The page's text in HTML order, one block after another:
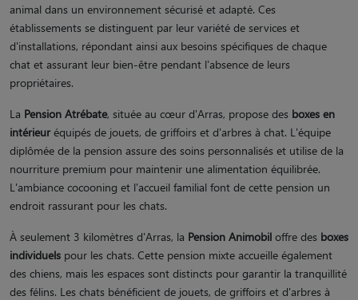
animal dans un environnement sécurisé et adapté. Ces
établissements se distinguent par leur variété de services et
d'installations, répondant ainsi aux besoins spécifiques de chaque
chat et assurant leur bien-être pendant l'absence de leurs
propriétaires.
La Pension Atrébate, située au cœur d'Arras, propose des boxes en
intérieuréquipés de jouets, de griffoirs et d'arbres à chat. L'équipe
diplômée de la pension assure des soins personnalisés et utilise de la
nourriture premium pour maintenir une alimentation équilibrée.
L'ambiance cocooning et l'accueil familial font de cette pension un
endroit rassurant pour les chats.
À seulement 3 kilomètres d'Arras, la Pension Animobil offre des boxes
individuels pour les chats. Cette pension mixte accueille également
des chiens, mais les espaces sont distincts pour garantir la tranquillité
des félins. Les chats bénéficient de jouets, de griffoirs et d'arbres à